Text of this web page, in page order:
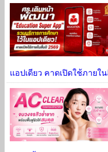
แอปเดียว คาดเปิดใช้ภายใ